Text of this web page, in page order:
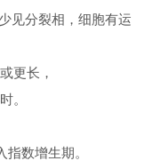
见分裂相，细胞有运
更长，
。
数增生期。